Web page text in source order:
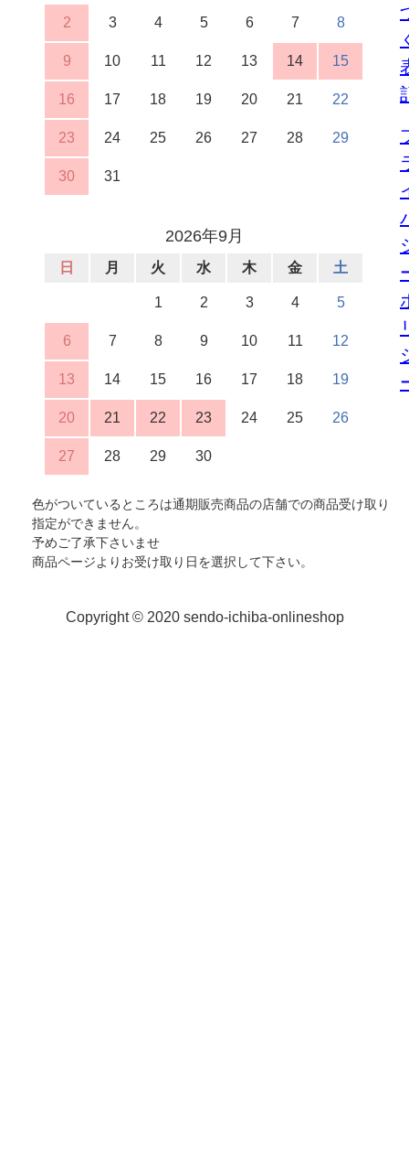
2 3 4 5 6 7 8
9 10 11 12 13 14 15
16 17 18 19 20 21 22
23 24 25 26 27 28 29
30 31
2026年9月
日 月 火 水 木 金 土
1 2 3 4 5
6 7 8 9 10 11 12
13 14 15 16 17 18 19
20 21 22 23 24 25 26
27 28 29 30
色がついているところは通期販売商品の店舗での商品受け取り
指定ができません。
予めご了承下さいませ
商品ページよりお受け取り日を選択して下さい。
Copyright © 2020 sendo-ichiba-onlineshop